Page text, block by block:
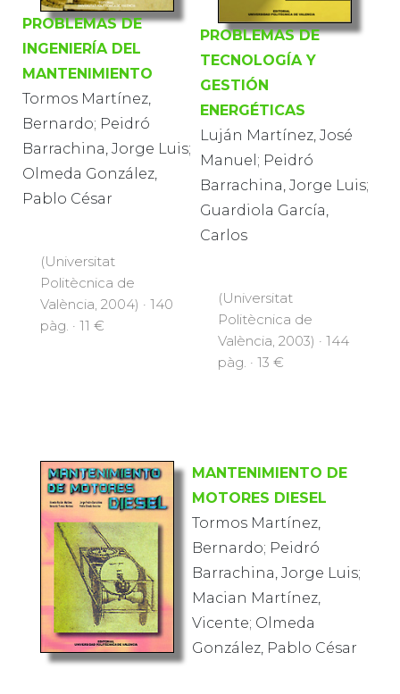
PROBLEMAS DE
INGENIERÍA DEL
MANTENIMIENTO
Tormos Martínez,
Bernardo; Peidró
Barrachina, Jorge Luis;
Olmeda González,
Pablo César
(Universitat
Politècnica de
València, 2004) · 140
pàg. · 11 €
PROBLEMAS DE
TECNOLOGÍA Y
GESTIÓN
ENERGÉTICAS
Luján Martínez, José
Manuel; Peidró
Barrachina, Jorge Luis;
Guardiola García,
Carlos
(Universitat
Politècnica de
València, 2003) · 144
pàg. · 13 €
MANTENIMIENTO DE
MOTORES DIESEL
Tormos Martínez,
Bernardo; Peidró
Barrachina, Jorge Luis;
Macian Martínez,
Vicente; Olmeda
González, Pablo César